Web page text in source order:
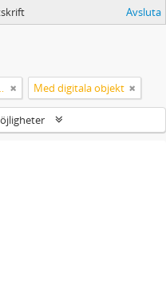
Avsluta
Monsieur L'abbé Le Camus 1667 Med digitala objekt